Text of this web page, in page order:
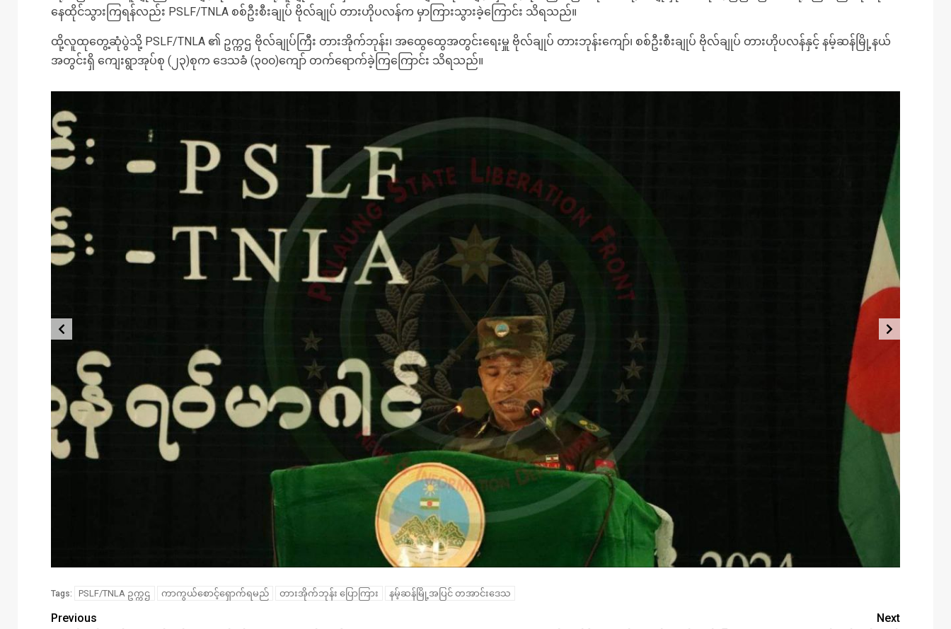
နေထိုင်သွားကြရန်လည်း PSLF/TNLA စစ်ဦးစီးချုပ် ဗိုလ်ချုပ် တားဟိုပလန်က မှာကြားသွားခဲ့ကြောင်း သိရသည်။
ထို့လူထုတွေ့ဆုံပွဲသို့ PSLF/TNLA ၏ ဥက္ကဌ ဗိုလ်ချုပ်ကြီး တားအိုက်ဘုန်း၊ အထွေထွေအတွင်းရေးမှူ ဗိုလ်ချုပ် တားဘုန်းကျော်၊ စစ်ဦးစီးချုပ် ဗိုလ်ချုပ် တားဟိုပလန်နှင့် နမ့်ဆန်မြို့နယ်
အတွင်းရှိ ကျေးရွာအုပ်စု (၂၃)စုက ဒေသခံ (၃၀၀)ကျော် တက်ရောက်ခဲ့ကြကြောင်း သိရသည်။
Tags: PSLF/TNLA ဥက္ကဌ ကာကွယ်စောင့်ရှောက်ရမည် တားအိုက်ဘုန်း ပြောကြား နမ့်ဆန်မြို့အပြင် တအာင်းဒေသ
Previous
Next